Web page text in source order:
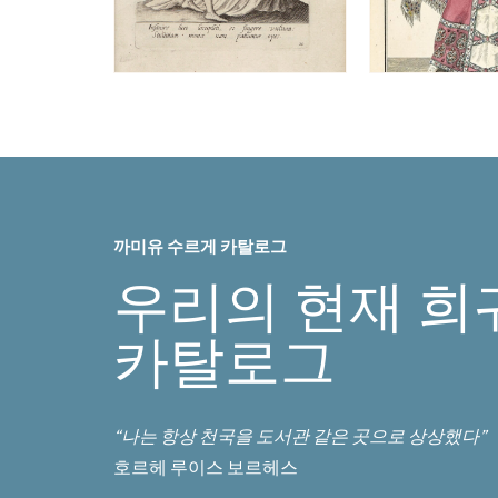
까미유 수르게 카탈로그
우리의 현재 희
카탈로그
“나는 항상 천국을 도서관 같은 곳으로 상상했다”
호르헤 루이스 보르헤스